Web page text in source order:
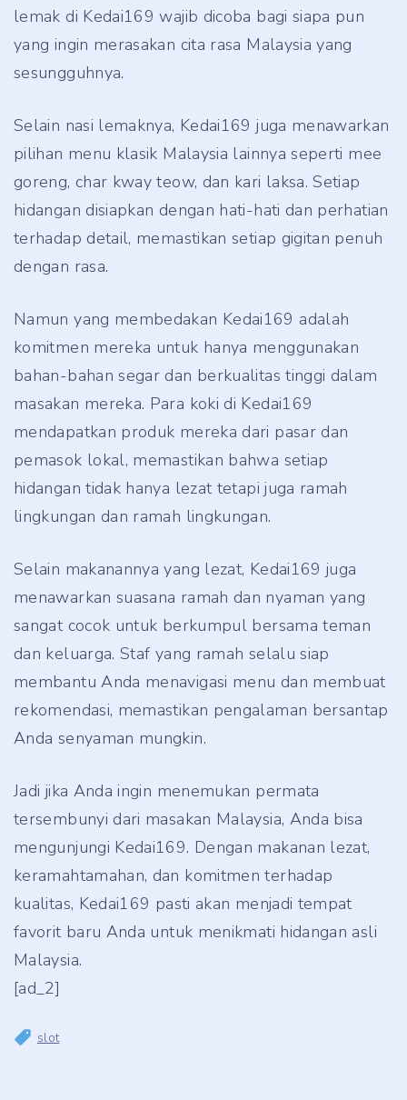
lemak di Kedai169 wajib dicoba bagi siapa pun
yang ingin merasakan cita rasa Malaysia yang
sesungguhnya.
Selain nasi lemaknya, Kedai169 juga menawarkan
pilihan menu klasik Malaysia lainnya seperti mee
goreng, char kway teow, dan kari laksa. Setiap
hidangan disiapkan dengan hati-hati dan perhatian
terhadap detail, memastikan setiap gigitan penuh
dengan rasa.
Namun yang membedakan Kedai169 adalah
komitmen mereka untuk hanya menggunakan
bahan-bahan segar dan berkualitas tinggi dalam
masakan mereka. Para koki di Kedai169
mendapatkan produk mereka dari pasar dan
pemasok lokal, memastikan bahwa setiap
hidangan tidak hanya lezat tetapi juga ramah
lingkungan dan ramah lingkungan.
Selain makanannya yang lezat, Kedai169 juga
menawarkan suasana ramah dan nyaman yang
sangat cocok untuk berkumpul bersama teman
dan keluarga. Staf yang ramah selalu siap
membantu Anda menavigasi menu dan membuat
rekomendasi, memastikan pengalaman bersantap
Anda senyaman mungkin.
Jadi jika Anda ingin menemukan permata
tersembunyi dari masakan Malaysia, Anda bisa
mengunjungi Kedai169. Dengan makanan lezat,
keramahtamahan, dan komitmen terhadap
kualitas, Kedai169 pasti akan menjadi tempat
favorit baru Anda untuk menikmati hidangan asli
Malaysia.
[ad_2]
slot